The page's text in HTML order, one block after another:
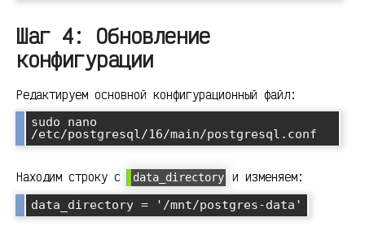
Шаг 4: Обновление
конфигурации
Редактируем основной конфигурационный файл:
sudo nano
Находим строку с data_directory и изменяем: